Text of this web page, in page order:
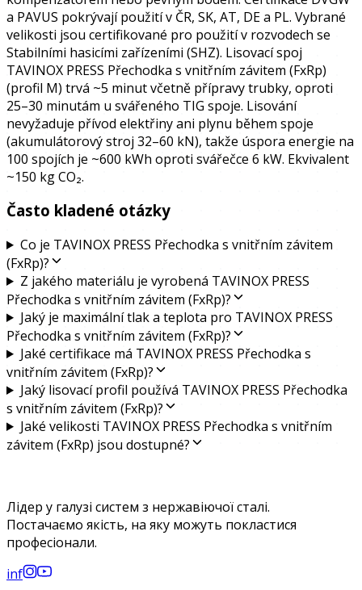
a PAVUS pokrývají použití v ČR, SK, AT, DE a PL. Vybrané
velikosti jsou certifikované pro použití v rozvodech se
Stabilními hasicími zařízeními (SHZ). Lisovací spoj
TAVINOX PRESS Přechodka s vnitřním závitem (FxRp)
(profil M) trvá ~5 minut včetně přípravy trubky, oproti
25–30 minutám u svářeného TIG spoje. Lisování
nevyžaduje přívod elektřiny ani plynu během spoje
(akumulátorový stroj 32–60 kN), takže úspora energie na
100 spojích je ~600 kWh oproti svářečce 6 kW. Ekvivalent
~150 kg CO₂.
Často kladené otázky
Co je TAVINOX PRESS Přechodka s vnitřním závitem
(FxRp)?
Z jakého materiálu je vyrobená TAVINOX PRESS
Přechodka s vnitřním závitem (FxRp)?
Jaký je maximální tlak a teplota pro TAVINOX PRESS
Přechodka s vnitřním závitem (FxRp)?
Jaké certifikace má TAVINOX PRESS Přechodka s
vnitřním závitem (FxRp)?
Jaký lisovací profil používá TAVINOX PRESS Přechodka
s vnitřním závitem (FxRp)?
Jaké velikosti TAVINOX PRESS Přechodka s vnitřním
závitem (FxRp) jsou dostupné?
Лідер у галузі систем з нержавіючої сталі.
Постачаємо якість, на яку можуть покластися
професіонали.
inf